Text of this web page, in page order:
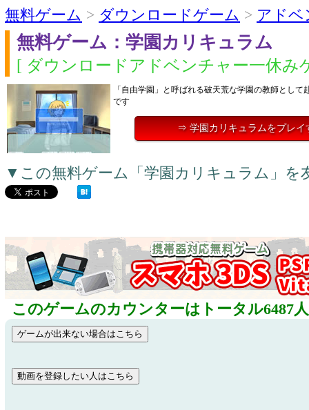
無料ゲーム > ダウンロードゲーム > アドベ
無料ゲーム：学園カリキュラム
[ ダウンロードアドベンチャー一休み
「自由学園」と呼ばれる破天荒な学園の教師として
です
⇒ 学園カリキュラムをプレイ
▼この無料ゲーム「学園カリキュラム」を
このゲームのカウンターはトータル6487